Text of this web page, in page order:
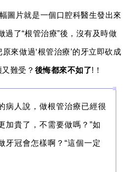
圖片就是一個口腔科醫生發出來
過了“根管治療”後，沒有及時做
來做過‘根管治療’的牙立即砍成
難受？ 後悔都來不如了!！
病人說，做根管治療已經很
加貴了，不需要做嗎？”如
牙冠會怎樣啊？“這個一定